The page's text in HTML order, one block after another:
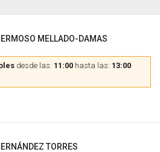
MELLADO-DAMAS
desde las: 11:00 hasta las: 13:00
TORRES